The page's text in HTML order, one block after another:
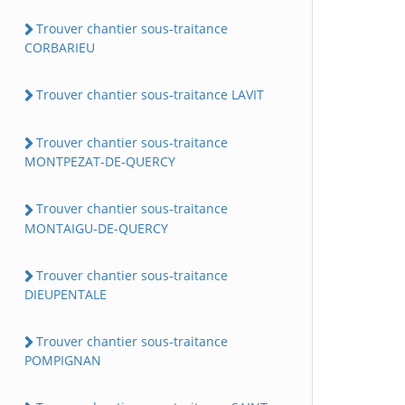
Trouver chantier sous-traitance
CORBARIEU
Trouver chantier sous-traitance LAVIT
Trouver chantier sous-traitance
MONTPEZAT-DE-QUERCY
Trouver chantier sous-traitance
MONTAIGU-DE-QUERCY
Trouver chantier sous-traitance
DIEUPENTALE
Trouver chantier sous-traitance
POMPIGNAN